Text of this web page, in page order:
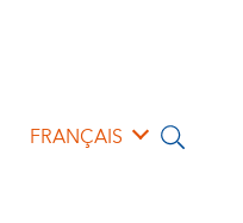
FRANÇAIS